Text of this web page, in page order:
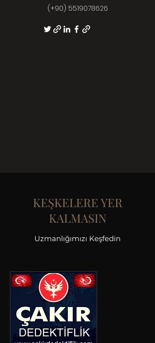
(+90) 5519078626
KEŞKELERE YER
KALMASIN
Uzmanlığımızı Keşfedin